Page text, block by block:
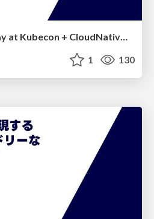
Japan Community Day at Kubecon + CloudNativeCon Japan 2026: Learning Container Privilege Control by Building My Own Low-Level Container Runtime
1 130